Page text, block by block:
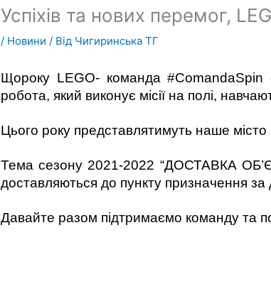
Успіхів та нових перемог,
/ Новини / Від Чигиринська ТГ
Щороку LEGO- команда #ComandaSpin
робота, який виконує місії на полі,
Цього року представлятимуть наше
Тема сезону 2021-2022 “ДОСТАВКА
доставляються до пункту призначення
Давайте разом підтримаємо команду та